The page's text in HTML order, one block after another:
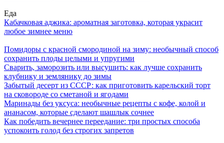
Еда
Кабачковая аджика: ароматная заготовка, которая украсит
любое зимнее меню
Помидоры с красной смородиной на зиму: необычный способ
сохранить плоды целыми и упругими
Сварить, заморозить или высушить: как лучше сохранить
клубнику и землянику до зимы
Забытый десерт из СССР: как приготовить карельский торт
на сковороде со сметаной и ягодами
Маринады без уксуса: необычные рецепты с кофе, колой и
ананасом, которые сделают шашлык сочнее
Как победить вечернее переедание: три простых способа
успокоить голод без строгих запретов